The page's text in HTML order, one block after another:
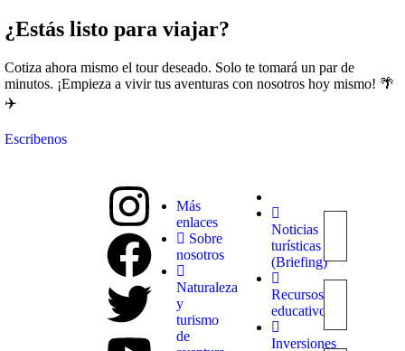
¿Estás listo para viajar?
Cotiza ahora mismo el tour deseado. Solo te tomará un par de
minutos. ¡Empieza a vivir tus aventuras con nosotros hoy mismo! 🌴
✈️
Escribenos
experiencias
Más
enlaces
Sobre
nosotros
Naturaleza
y
turismo
de
Noticias
turísticas
(Briefing)
Recursos
educativos
Inversiones